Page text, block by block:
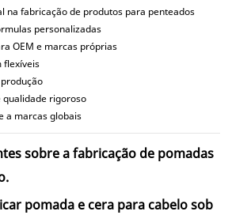
na fabricação de produtos para penteados
personalizadas
OEM e marcas próprias
flexíveis
qualidade rigoroso
a marcas globais
sobre a fabricação de pomadas
pomada e cera para cabelo sob